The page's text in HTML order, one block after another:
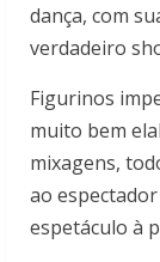
dança, com
verdadeiro
Figurinos
muito bem
mixagens,
ao
espetáculo à